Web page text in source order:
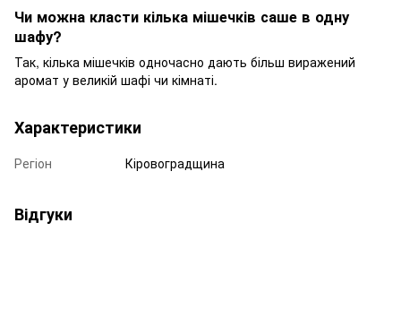
Чи можна класти кілька мішечків саше в одну
шафу?
Так, кілька мішечків одночасно дають більш виражений
аромат у великій шафі чи кімнаті.
Характеристики
Регіон Кіровоградщина
Відгуки